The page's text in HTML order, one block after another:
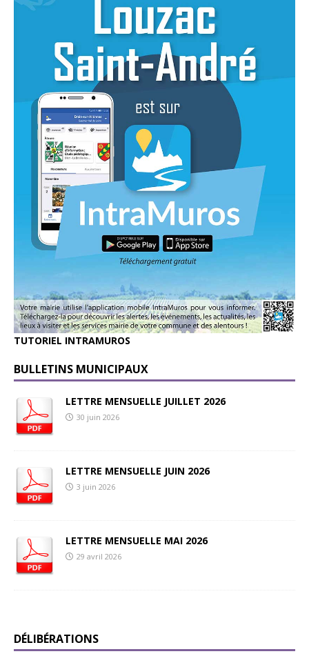
TUTORIEL INTRAMUROS
BULLETINS MUNICIPAUX
LETTRE MENSUELLE JUILLET 2026
30 juin 2026
LETTRE MENSUELLE JUIN 2026
3 juin 2026
LETTRE MENSUELLE MAI 2026
29 avril 2026
DÉLIBÉRATIONS